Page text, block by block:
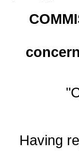
Having